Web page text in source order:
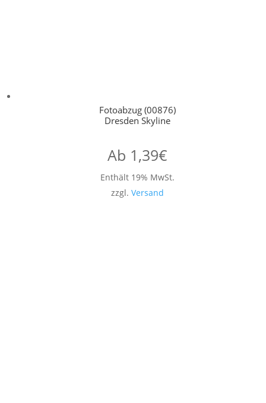
Fotoabzug (00876)
Dresden Skyline
Ab 1,39€
Enthält 19% MwSt.
zzgl. Versand